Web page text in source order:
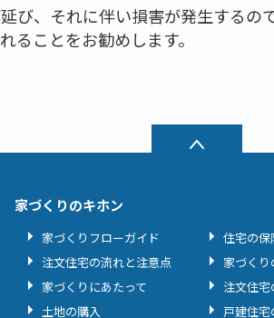
び、それに伴い損害が発生するの
ることをお勧めします。
家づくりのキホン
家づくりフローガイド
注文住宅の流れと注意点
家づくりにあたって
土地の購入
住宅の保
家づくり
注文住
戸建住宅